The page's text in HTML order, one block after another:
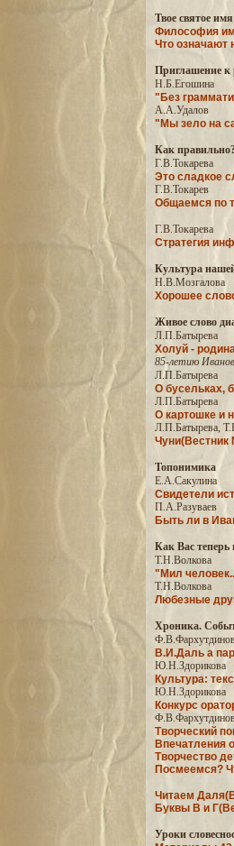
Твое святое имя
Философия
Что означают
Приглашение к
Н.Б.Егошина
"Без
А.А.Удалов
"Мы зело на
Как
Г.В.Токарева
Это сладкое
Г.В.Токарев
Общаемся по
Г.В.Токарева
Стратегия
Культура
Н.В.Мозгалова
Хорошее
Живое слово
Л.П.Батырева
Холуй -
85-летию
Л.П.Батырева
О бусельках,
Л.П.Батырева
О картошке и
Л.П.Батырева,
Чуни(Вестник
Топонимика
Е.А.Сакулина
Свидетели
П.А.Разуваев
Быть ли в
Как Вас теперь
Т.Н.Волкова
"Мил
Т.Н.Волкова
Любезные
Хроника.
В.И.Даль а
Ю.Н.Здорикова
Культура:
Ю.Н.Здорикова
Конкурс
Творческий
Впечатления
Творчество
Посмеемся?
Читаем
Буквы В и
Уроки